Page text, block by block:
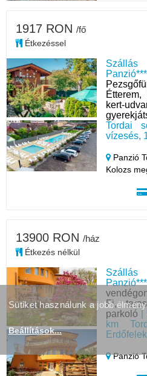
kert-
Tordai
vízesés,
Panzió
Kolozs
1917 RON /fő
Étkezéssel
Fi,
parkoló
km
Panzió
13900 RON /ház
Étkezés nélkül
Sütiket használunk a jobb
Beállítások...